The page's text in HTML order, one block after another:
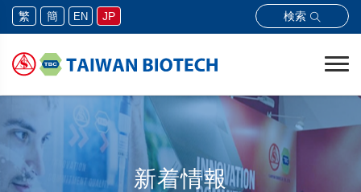
繁 簡 EN JP 検索
新着情報